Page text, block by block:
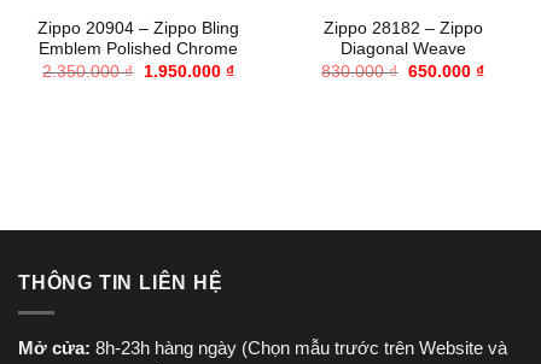
Zippo 20904 – Zippo Bling
Emblem Polished Chrome
2.350.000₫
Giá
1.950.000 ₫Giá
Zippo 28182 – Zippo
Diagonal Weave
830.000₫ Giá
650.000 ₫Giá
THÔNG TIN LIÊN HỆ
Mở cửa: 8h-23h hàng ngày (Chọn mẫu trước trên Website và